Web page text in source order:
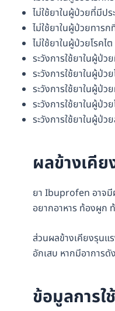
ไม่ใช้ยาในผู้ป่วยที่มีปร
ไม่ใช้ยาในผู้ป่วยทารก
ไม่ใช้ยาในผู้ป่วยโรคไต
ระวังการใช้ยาในผู้ป่ว
ระวังการใช้ยาในผู้ป่ว
ระวังการใช้ยาในผู้ป่
ระวังการใช้ยาในผู้ป่ว
ระวังการใช้ยาในผู้ป่ว
ผลข้างเคี
ยา Ibuprofen อาจมี
อยากอาหาร ท้องผูก
ส่วนผลข้างเคียงรุนแ
อักเสบ หากมีอาการ
ข้อมูลการ